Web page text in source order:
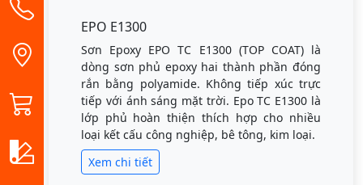
EPO E1300
Sơn Epoxy EPO TC E1300 (TOP COAT) là
dòng sơn phủ epoxy hai thành phần đóng
rắn bằng polyamide. Không tiếp xúc trực
tiếp với ánh sáng mặt trời. Epo TC E1300 là
lớp phủ hoàn thiện thích hợp cho nhiều
loại kết cấu công nghiệp, bê tông, kim loại.
Xem chi tiết